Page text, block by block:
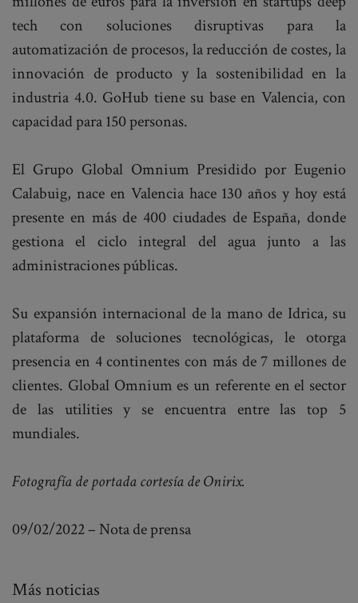
tech con soluciones disruptivas para la
automatización de procesos, la reducción de costes, la
innovación de producto y la sostenibilidad en la
industria 4.0. GoHub tiene su base en Valencia, con
capacidad para 150 personas.
El Grupo Global Omnium Presidido por Eugenio
Calabuig, nace en Valencia hace 130 años y hoy está
presente en más de 400 ciudades de España, donde
gestiona el ciclo integral del agua junto a las
administraciones públicas.
Su expansión internacional de la mano de Idrica, su
plataforma de soluciones tecnológicas, le otorga
presencia en 4 continentes con más de 7 millones de
clientes. Global Omnium es un referente en el sector
de las utilities y se encuentra entre las top 5
mundiales.
Fotografía de portada cortesía de Onirix.
09/02/2022 – Nota de prensa
Más noticias